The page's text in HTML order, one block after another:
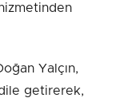
Yalçın,
getirerek,